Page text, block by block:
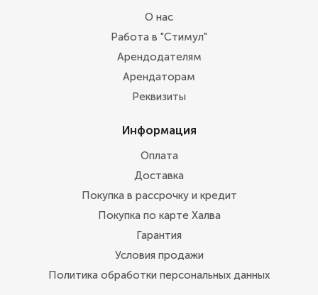
О нас
Работа в "Стимул"
Арендодателям
Арендаторам
Реквизиты
Информация
Оплата
Доставка
Покупка в рассрочку и кредит
Покупка по карте Халва
Гарантия
Условия продажи
Политика обработки персональных данных